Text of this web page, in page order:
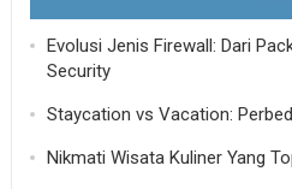
Evolusi Jenis Firewall: Dari
Security
Staycation vs Vacation:
Nikmati Wisata Kuliner Yang